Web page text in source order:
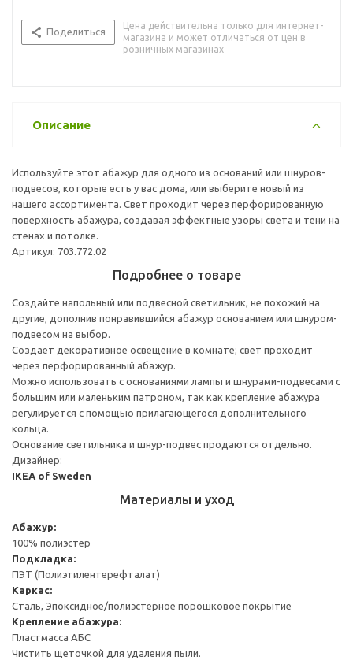
Поделиться
Цена действительна только для интернет-
магазина и может отличаться от цен в
розничных магазинах
Описание
Используйте этот абажур для одного из оснований или шнуров-
подвесов, которые есть у вас дома, или выберите новый из
нашего ассортимента. Свет проходит через перфорированную
поверхность абажура, создавая эффектные узоры света и тени на
стенах и потолке.
Артикул: 703.772.02
Подробнее о товаре
Создайте напольный или подвесной светильник, не похожий на
другие, дополнив понравившийся абажур основанием или шнуром-
подвесом на выбор.
Создает декоративное освещение в комнате; свет проходит
через перфорированный абажур.
Можно использовать с основаниями лампы и шнурами-подвесами с
большим или маленьким патроном, так как крепление абажура
регулируется с помощью прилагающегося дополнительного
кольца.
Основание светильника и шнур-подвес продаются отдельно.
Дизайнер:
IKEA of Sweden
Материалы и уход
Абажур:
100% полиэстер
Подкладка:
ПЭТ (Полиэтилентерефталат)
Каркас:
Сталь, Эпоксидное/полиэстерное порошковое покрытие
Крепление абажура:
Пластмасса АБС
Чистить щеточкой для удаления пыли.